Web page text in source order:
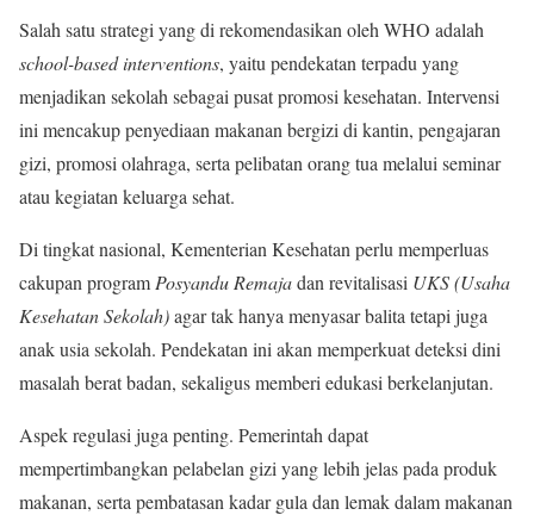
Salah satu strategi yang di rekomendasikan oleh WHO adalah
school-based interventions, yaitu pendekatan terpadu yang
menjadikan sekolah sebagai pusat promosi kesehatan. Intervensi
ini mencakup penyediaan makanan bergizi di kantin, pengajaran
gizi, promosi olahraga, serta pelibatan orang tua melalui seminar
atau kegiatan keluarga sehat.
Di tingkat nasional, Kementerian Kesehatan perlu memperluas
cakupan program Posyandu Remajadan revitalisasi UKS (Usaha
Kesehatan Sekolah)agar tak hanya menyasar balita tetapi juga
anak usia sekolah. Pendekatan ini akan memperkuat deteksi dini
masalah berat badan, sekaligus memberi edukasi berkelanjutan.
Aspek regulasi juga penting. Pemerintah dapat
mempertimbangkan pelabelan gizi yang lebih jelas pada produk
makanan, serta pembatasan kadar gula dan lemak dalam makanan